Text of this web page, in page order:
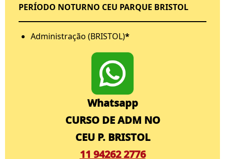
PERÍODO NOTURNO CEU PARQUE BRISTOL
Administração (BRISTOL)*
Whatsapp
CURSO DE ADM NO
CEU P. BRISTOL
11 94262 2776